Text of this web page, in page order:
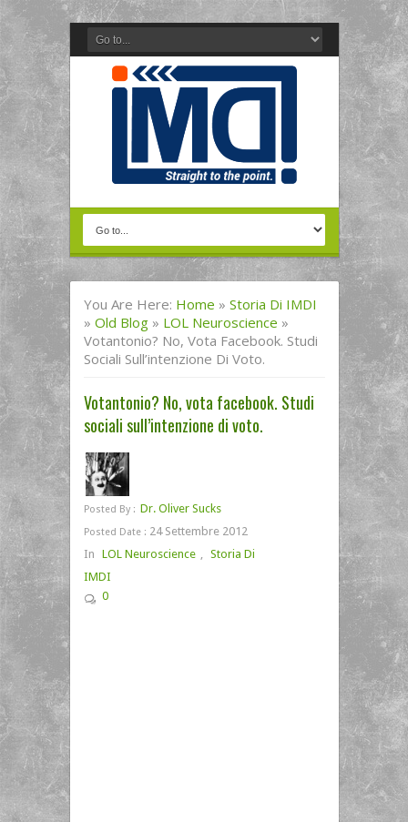
You Are Here: Home » Storia Di IMDI
» Old Blog » LOL Neuroscience »
Votantonio? No, Vota Facebook. Studi
Sociali Sull’intenzione Di Voto.
Votantonio? No, vota facebook. Studi
sociali sull’intenzione di voto.
Posted By : Dr. Oliver Sucks
Posted Date : 24 Settembre 2012
In LOL Neuroscience , Storia Di
IMDI
0